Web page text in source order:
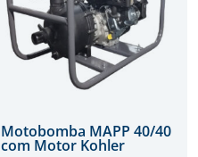
Motobomba MAPP 40/40
com Motor Kohler